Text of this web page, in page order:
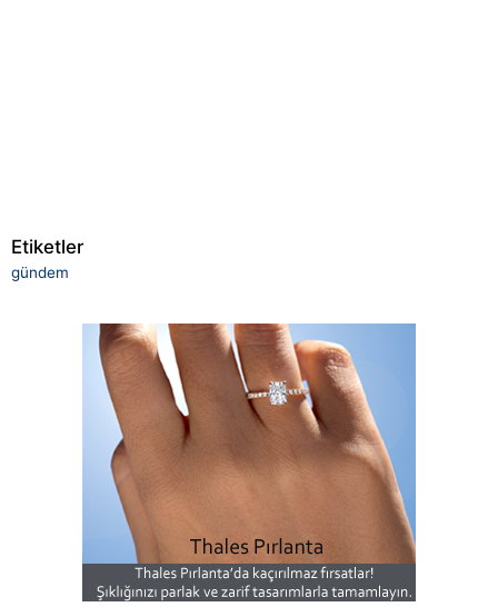
Etiketler
gündem